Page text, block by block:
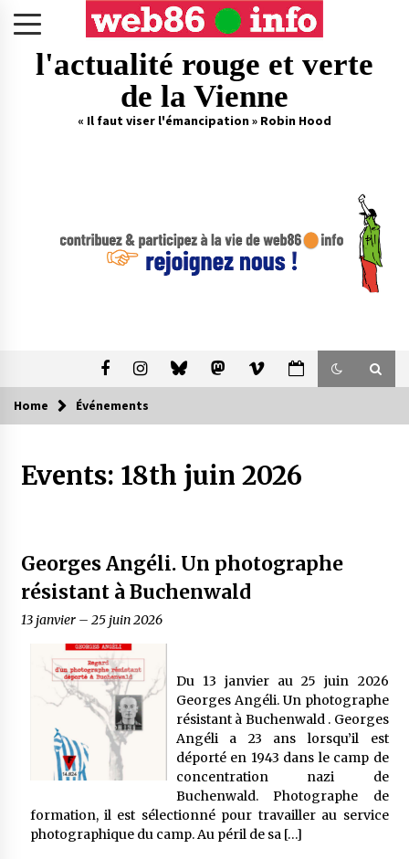
l'actualité rouge et verte
de la Vienne
« Il faut viser l'émancipation » Robin Hood
Home Événements
Events: 18th juin 2026
Georges Angéli. Un photographe
résistant à Buchenwald
13 janvier– 25 juin 2026
Du 13 janvier au 25 juin 2026
Georges Angéli. Un photographe
résistant à Buchenwald . Georges
Angéli a 23 ans lorsqu’il est
déporté en 1943 dans le camp de
concentration nazi de
Buchenwald. Photographe de
formation, il est sélectionné pour travailler au service
photographique du camp. Au péril de sa […]